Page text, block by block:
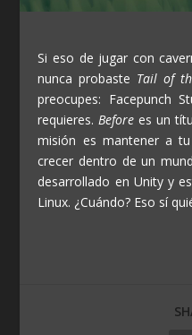
Si eso de jugar con
nunca probaste Tail of
preocupes: Facepunch
requieres.Before es un
misión es mantener a
crecer dentro de un
desarrollado en Unity y
Linux. ¿Cuándo? Eso sí